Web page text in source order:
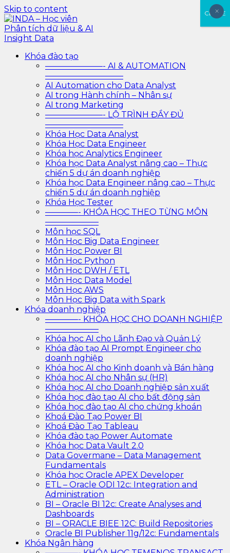
Skip to content
INDA – Học viên Phân tích dữ liệu & AI Insight Data
INDA – Học viện Đào tạo phân tích dữ liệu & AI chuyên
sâu cho ngành ngân hàng – bảo hiểm – chứng khoán
và doanh nghiệp với các project thực tế, cá nhân hóa
lộ trình với AI
Khóa đào tạo
———————- AI & AUTOMATION
—————————–
AI Automation cho Data Analyst
AI trong Hành chính – Nhân sự
AI trong Marketing
———————- LỘ TRÌNH ĐẦY ĐỦ
—————————–
Khóa Học Data Analyst
Khóa Học Data Engineer
Khóa học Analytics Engineer
Khóa học Data Analyst nâng cao – Thực
chiến 5 dự án doanh nghiệp
Khóa học Data Engineer nâng cao – Thực
chiến 5 dự án doanh nghiệp
Khóa Học Tester
————- KHÓA HỌC THEO TỪNG MÔN
——————–
Môn học SQL
Môn Học Big Data Engineer
Môn Học Power BI
Môn Học Python
Môn Học DWH / ETL
Môn Học Data Model
Môn Học AWS
Môn Học Big Data with Spark
Khóa doanh nghiệp
————- KHÓA HỌC CHO DOANH NGHIỆP
——————–
Khóa học AI cho Lãnh Đạo và Quản Lý
Khóa đào tạo AI Prompt Engineer cho
doanh nghiệp
Khóa học AI cho Kinh doanh và Bán hàng
Khóa học AI cho Nhân sự (HR)
Khóa học AI cho Doanh nghiệp sản xuất
Khóa học đào tạo AI cho bất động sản
Khóa học đào tạo AI cho chứng khoán
Khoá Đào Tạo Power BI
Khoá Đào Tạo Tableau
Khóa đào tạo Power Automate
Khóa học Data Vault 2.0
Data Govermane – Data Management
Fundamentals
Khóa học Oracle APEX Developer
ETL – Oracle ODI 12c: Integration and
Administration
BI – Oracle BI 12c: Create Analyses and
Dashboards
BI – ORACLE BIEE 12C: Build Repositories
Oracle BI Publisher 11g/12c: Fundamentals
Khóa Ngân hàng
×
CLOSE
×